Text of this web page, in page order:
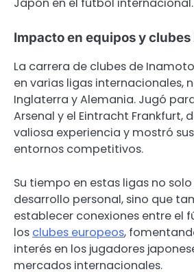
Japón en el fútbol internacional.
Impacto en equipos y
La carrera de clubes de
en varias ligas internacionales,
Inglaterra y Alemania. Jugó
Arsenal y el Eintracht Frankfurt,
valiosa experiencia y mostró
entornos competitivos.
Su tiempo en estas ligas no
desarrollo personal, sino que
establecer conexiones entre el
los clubes europeos,
interés en los jugadores
mercados internacionales.